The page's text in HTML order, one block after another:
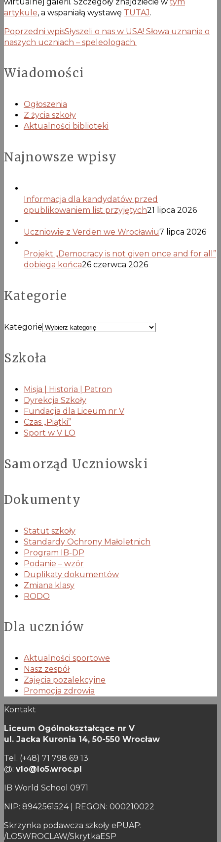
artykule, a wspaniałą wystawę TUTAJ.
Poprzedni wpisSłyszeli o nas w USA! Słowa uznania o
naszych uczniach – speleologach.
Wiadomości
Ogłoszenia
Z życia szkoły
Aktualności biblioteki
Najnowsze wpisy
Informacja dla kandydatów przed
opublikowaniem list przyjętych21 lipca 2026
Uczniowie z Verden we Wrocławiu7 lipca 2026
Projekt „Democracy is not given once and for all”
dobiega końca26 czerwca 2026
Kategorie
Kategorie
Szkoła
Misja | Historia | Patron
Dyrekcja Szkoły
Fundacja dla Liceum nr V
Czas „Piątki”
Sport w V LO
Samorząd Uczniowski
Dokumenty
Statut szkoły
Standardy Ochrony Małoletnich
Program IB-DP
Podanie – wzór
Duplikaty dokumentów
Zmiana klasy
RODO
Dla uczniów
Aktualności sportowe
Nasz zespół
Zajęcia pozalekcyjne
Promocja zdrowia
Kontakt
Liceum Ogólnokształcące nr V
ul. Jacka Kuronia 14, 50-550 Wrocław
Tel. (+48) 71 798 69 13
@: vlo@lo5.wroc.pl
IB World School 0971
NIP: 8942561524 | REGON: 000210022
Skrzynka podawcza szkoły ePUAP:
/LO5WROCLAW/SkrytkaESP